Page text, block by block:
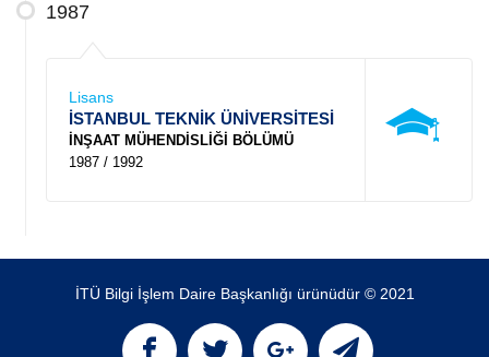
1987
Lisans
İSTANBUL TEKNİK ÜNİVERSİTESİ
İNŞAAT MÜHENDİSLİĞİ BÖLÜMÜ
1987 / 1992
İTÜ Bilgi İşlem Daire Başkanlığı ürünüdür © 2021